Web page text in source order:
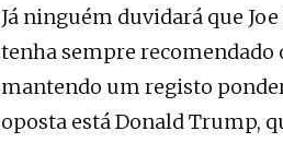
Já ninguém duvidará que
tenha sempre recomendado
mantendo um registo
oposta está Donald Trump,